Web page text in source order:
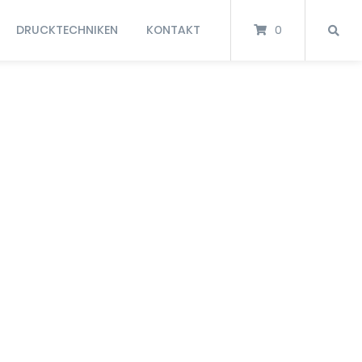
DRUCKTECHNIKEN KONTAKT 0